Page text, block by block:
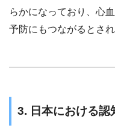
らかになっており、心
予防にもつながるとされ
3. 日本における認